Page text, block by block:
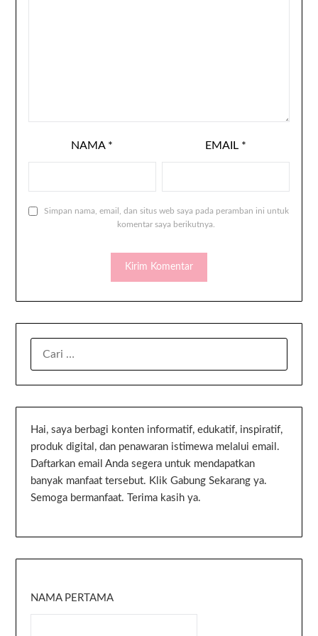
NAMA * EMAIL *
Simpan nama, email, dan situs web saya pada peramban ini untuk
komentar saya berikutnya.
Hai, saya berbagi konten informatif, edukatif, inspiratif,
produk digital, dan penawaran istimewa melalui email.
Daftarkan email Anda segera untuk mendapatkan
banyak manfaat tersebut. Klik Gabung Sekarang ya.
Semoga bermanfaat. Terima kasih ya.
NAMA PERTAMA